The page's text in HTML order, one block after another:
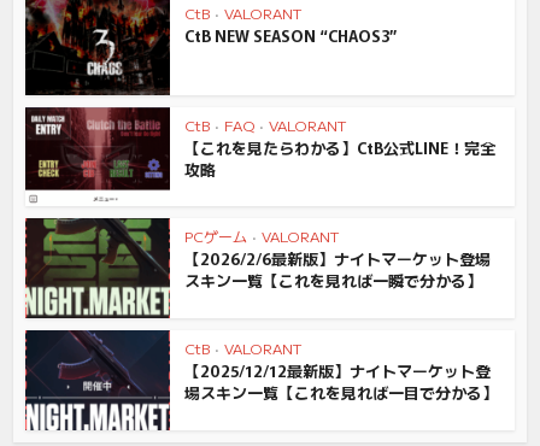
CtB • VALORANT
CtB NEW SEASON “CHAOS3”
CtB • FAQ • VALORANT
【これを見たらわかる】CtB公式LINE！完全
攻略
PCゲーム • VALORANT
【2026/2/6最新版】ナイトマーケット登場
スキン一覧【これを見れば一瞬で分かる】
CtB • VALORANT
【2025/12/12最新版】ナイトマーケット登
場スキン一覧【これを見れば一目で分かる】